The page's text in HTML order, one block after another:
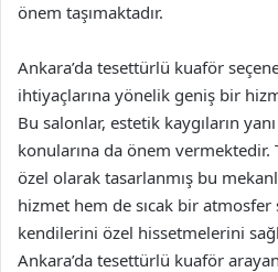
önem taşımaktadır.
Ankara’da tesettürlü kuaför
ihtiyaçlarına yönelik geniş bir
Bu salonlar, estetik kaygıların
konularına da önem vermektedir.
özel olarak tasarlanmış bu
hizmet hem de sıcak bir atmosfer
kendilerini özel hissetmelerini
Ankara’da tesettürlü kuaför